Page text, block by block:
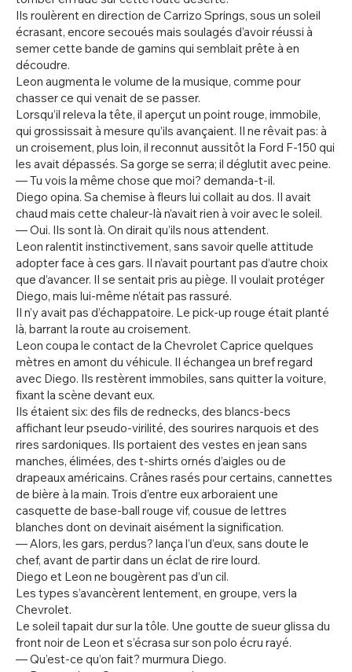
Ils roulèrent en direction de Carrizo Springs, sous un soleil
écrasant, encore secoués mais soulagés d’avoir réussi à
semer cette bande de gamins qui semblait prête à en
découdre.
Leon augmenta le volume de la musique, comme pour
chasser ce qui venait de se passer.
Lorsqu’il releva la tête, il aperçut un point rouge, immobile,
qui grossissait à mesure qu’ils avançaient. Il ne rêvait pas: à
un croisement, plus loin, il reconnut aussitôt la Ford F-150 qui
les avait dépassés. Sa gorge se serra; il déglutit avec peine.
— Tu vois la même chose que moi? demanda-t-il.
Diego opina. Sa chemise à fleurs lui collait au dos. Il avait
chaud mais cette chaleur-là n’avait rien à voir avec le soleil.
— Oui. Ils sont là. On dirait qu’ils nous attendent.
Leon ralentit instinctivement, sans savoir quelle attitude
adopter face à ces gars. Il n’avait pourtant pas d’autre choix
que d’avancer. Il se sentait pris au piège. Il voulait protéger
Diego, mais lui-même n’était pas rassuré.
Il n’y avait pas d’échappatoire. Le pick-up rouge était planté
là, barrant la route au croisement.
Leon coupa le contact de la Chevrolet Caprice quelques
mètres en amont du véhicule. Il échangea un bref regard
avec Diego. Ils restèrent immobiles, sans quitter la voiture,
fixant la scène devant eux.
Ils étaient six: des fils de rednecks, des blancs-becs
affichant leur pseudo-virilité, des sourires narquois et des
rires sardoniques. Ils portaient des vestes en jean sans
manches, élimées, des t-shirts ornés d’aigles ou de
drapeaux américains. Crânes rasés pour certains, cannettes
de bière à la main. Trois d’entre eux arboraient une
casquette de base-ball rouge vif, cousue de lettres
blanches dont on devinait aisément la signification.
— Alors, les gars, perdus? lança l’un d’eux, sans doute le
chef, avant de partir dans un éclat de rire lourd.
Diego et Leon ne bougèrent pas d’un cil.
Les types s’avancèrent lentement, en groupe, vers la
Chevrolet.
Le soleil tapait dur sur la tôle. Une goutte de sueur glissa du
front noir de Leon et s’écrasa sur son polo écru rayé.
— Qu’est-ce qu’on fait? murmura Diego.